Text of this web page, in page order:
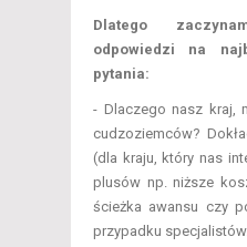
Dlatego
odpowiedzi na
pytania:
- Dlaczego nasz kraj,
cudzoziemców?
(dla kraju, który nas
plusów np. niższe
ścieżka awansu czy
przypadku